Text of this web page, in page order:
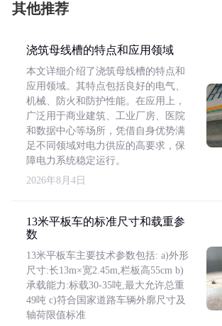
其他推荐
浇筑母线槽的特点和应用领域
本文详细介绍了浇筑母线槽的特点和
应用领域。其特点包括良好的电气、
机械、防火和防护性能。在应用上，
广泛用于商业建筑、工业厂房、医院
和数据中心等场所，凭借自身优势满
足不同领域对电力供应的高要求，保
障电力系统稳定运行。
2026年8月4日
13米平板车的标准尺寸和载重参
数
13米平板车主要技术参数包括: a)外形
尺寸:长13m×宽2.45m,栏板高55cm b)
承载能力:标载30-35吨,最大允许总重
49吨 c)符合国家道路车辆外廓尺寸及
轴荷限值标准